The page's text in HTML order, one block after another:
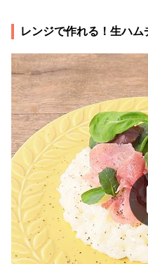
レンジで作れる！生ハム